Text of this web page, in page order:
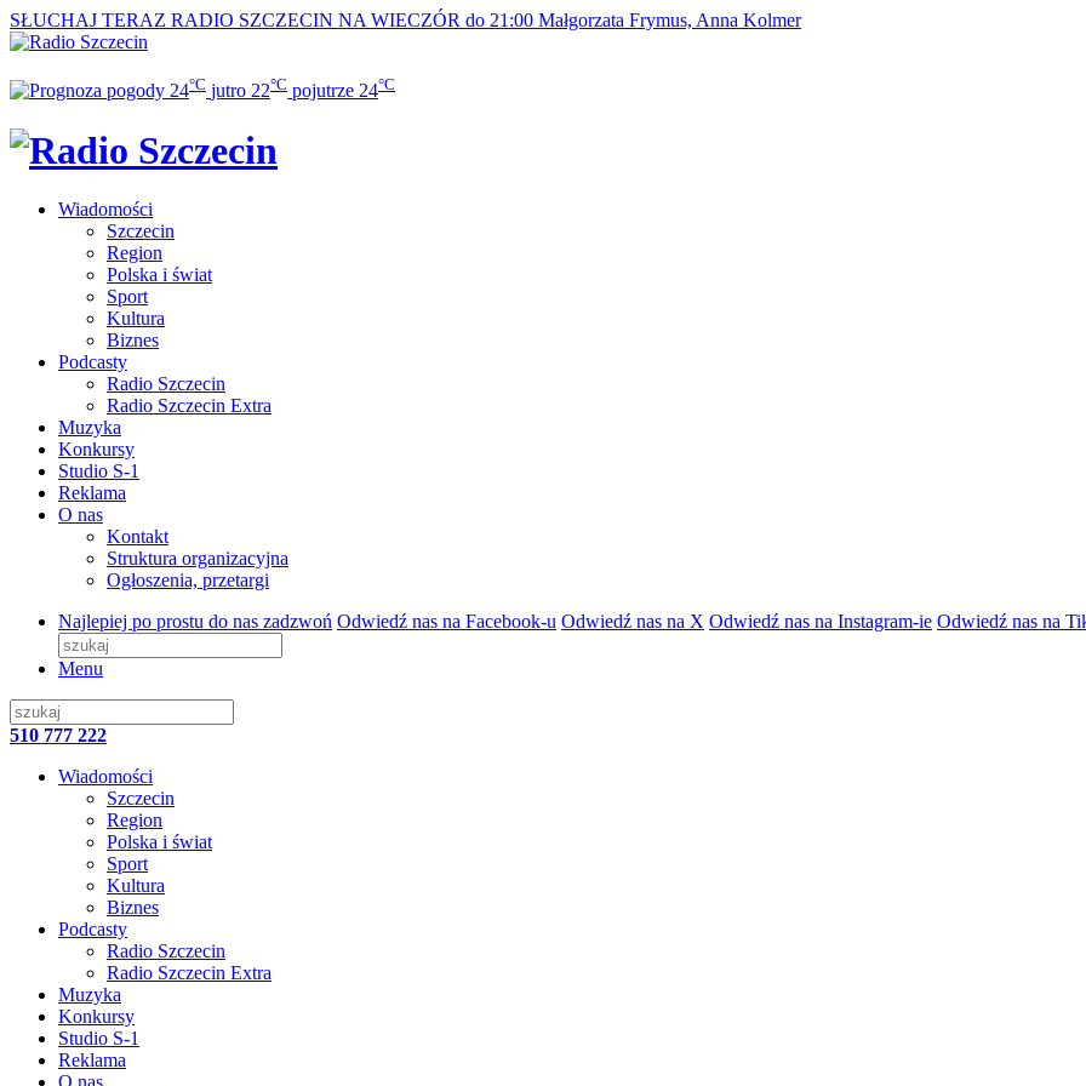
SŁUCHAJ TERAZ RADIO SZCZECIN NA WIECZÓR do 21:00 Małgorzata Frymus, Anna Kolmer
24°C jutro 22°C pojutrze 24°C
Wiadomości
Szczecin
Region
Polska i świat
Sport
Kultura
Biznes
Podcasty
Radio Szczecin
Radio Szczecin Extra
Muzyka
Konkursy
Studio S-1
Reklama
O nas
Kontakt
Struktura organizacyjna
Ogłoszenia, przetargi
Najlepiej po prostu do nas zadzwoń Odwiedź nas na Facebook-u Odwiedź nas na X Odwiedź nas na Instagram-ie Odwiedź nas na
Menu
510 777 222
Wiadomości
Szczecin
Region
Polska i świat
Sport
Kultura
Biznes
Podcasty
Radio Szczecin
Radio Szczecin Extra
Muzyka
Konkursy
Studio S-1
Reklama